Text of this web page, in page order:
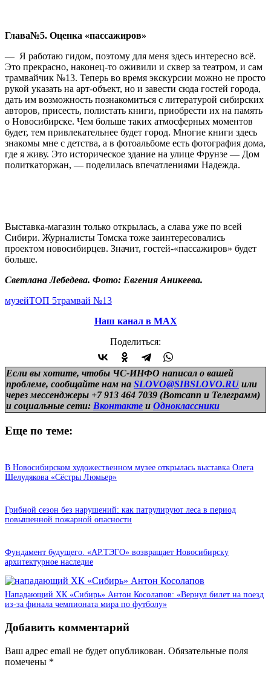
Глава№5. Оценка «пассажиров»
— Я работаю гидом, поэтому для меня здесь интересно всё.
Это прекрасно, наконец-то оживили и сквер за театром, и сам
трамвайчик №13. Теперь во время экскурсии можно не просто
рукой указать на арт-объект, но и завести сюда гостей города,
дать им возможность познакомиться с литературой сибирских
авторов, присесть, полистать книги, приобрести их на память
о Новосибирске. Чем больше таких атмосферных моментов
будет, тем привлекательнее будет город. Многие книги здесь
знакомы мне с детства, а в фотоальбоме есть фотография дома,
где я живу. Это историческое здание на улице Фрунзе ― Дом
политкаторжан, — поделилась впечатлениями Надежда.
Выставка-магазин только открылась, а слава уже по всей
Сибири. Журналисты Томска тоже заинтересовались
проектом новосибирцев. Значит, гостей-«пассажиров» будет
больше.
Светлана Лебедева. Фото: Евгения Аникеева.
музейТОП 5трамвай №13
Наш канал в МАХ
Поделиться:
Если вы хотите, чтобы ЧС-ИНФО написал о вашей
проблеме, сообщайте нам на SLOVO@SIBSLOVO.RU или
через мессенджеры +7 913 464 7039 (Вотсапп и Телеграмм)
и социальные сети: Вконтакте и Одноклассники
Еще по теме:
В Новосибирском художественном музее открылась выставка Олега
Шелудякова «Сёстры Люмьер»
Грибной сезон без нарушений: как патрулируют леса в период
повышенной пожарной опасности
Фундамент будущего. «АР.ТЭГО» возвращает Новосибирску
архитектурное наследие
Нападающий ХК «Сибирь» Антон Косолапов: «Вернул билет на поезд
из-за финала чемпионата мира по футболу»
Добавить комментарий
Ваш адрес email не будет опубликован. Обязательные поля
помечены *